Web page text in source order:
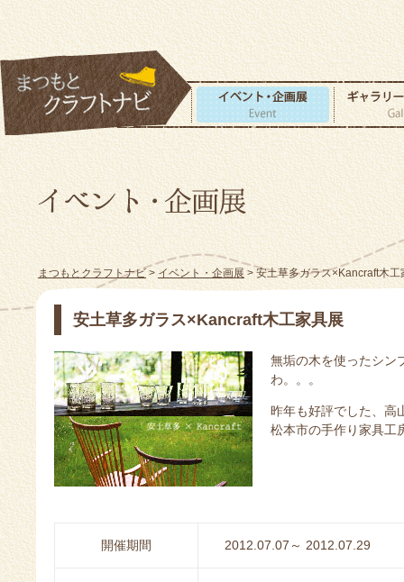
まつもとクラフトナビ>イベント・企画展> 安土草多ガラス×Kancraft木工
安土草多ガラス×Kancraft木工家具展
無垢の木を使ったシン
わ。。。
昨年も好評でした、高
松本市の手作り家具工
開催期間 2012.07.07～ 2012.07.29